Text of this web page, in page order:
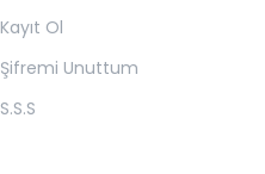
Kayıt Ol
Şifremi Unuttum
S.S.S